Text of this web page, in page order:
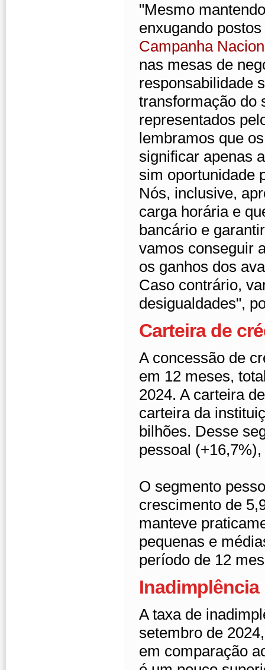
"Mesmo
enxugando
Campanha
nas mesas de
responsabilidade
transformação do
representados
lembramos que
significar apenas
sim oportunidade
Nós, inclusive,
carga horária e
bancário e
vamos conseguir
os ganhos dos
Caso contrário,
desigualdades",
Carteira de
A concessão de
em 12 meses,
2024. A carteira
carteira da
bilhões. Desse
pessoal
O segmento
crescimento de
manteve
pequenas e
período de 12
Inadimplência
A taxa de
setembro de
em comparação